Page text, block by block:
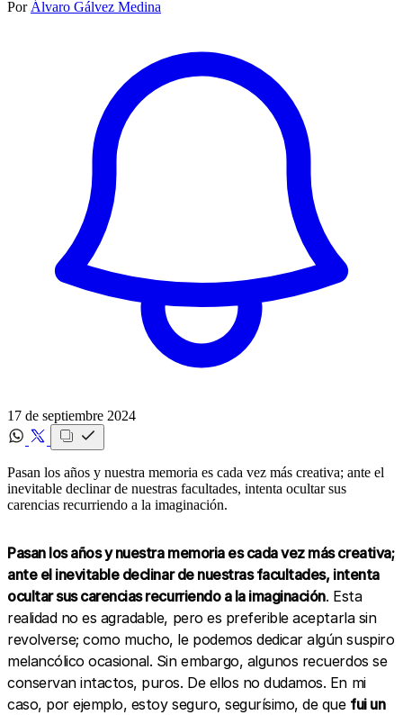
Por Álvaro Gálvez Medina
17 de septiembre 2024
Pasan los años y nuestra memoria es cada vez más creativa; ante el
inevitable declinar de nuestras facultades, intenta ocultar sus
carencias recurriendo a la imaginación.
Pasan los años y nuestra memoria es cada vez más creativa;
ante el inevitable declinar de nuestras facultades, intenta
ocultar sus carencias recurriendo a la imaginación. Esta
realidad no es agradable, pero es preferible aceptarla sin
revolverse; como mucho, le podemos dedicar algún suspiro
melancólico ocasional. Sin embargo, algunos recuerdos se
conservan intactos, puros. De ellos no dudamos. En mi
caso, por ejemplo, estoy seguro, segurísimo, de que fui un